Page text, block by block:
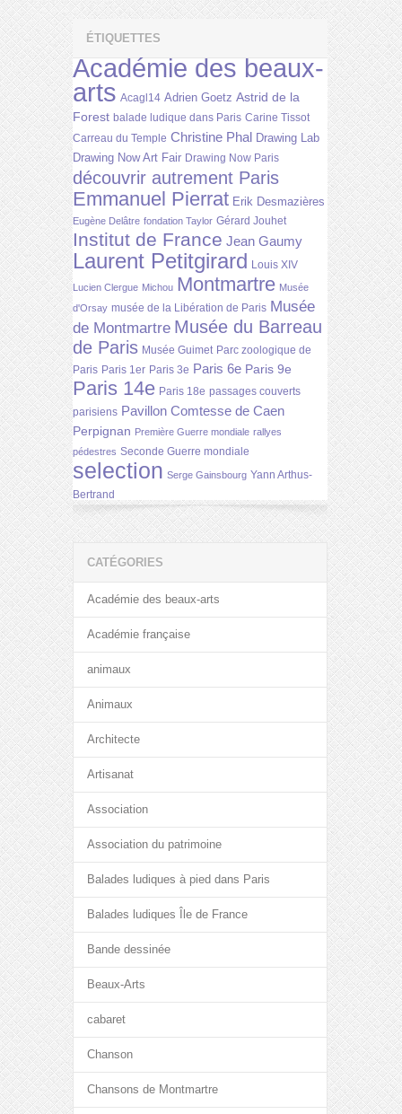
ÉTIQUETTES
Académie des beaux-
arts Acagl14 Adrien Goetz Astrid de la
Forest balade ludique dans Paris Carine Tissot
Carreau du Temple Christine Phal Drawing Lab
Drawing Now Art Fair Drawing Now Paris
découvrir autrement Paris
Emmanuel Pierrat Erik Desmazières
Eugène Delâtre fondation Taylor Gérard Jouhet
Institut de France Jean Gaumy
Laurent Petitgirard Louis XIV
Lucien Clergue Michou Montmartre Musée
d'Orsay musée de la Libération de Paris Musée
de Montmartre Musée du Barreau
de Paris Musée Guimet Parc zoologique de
Paris Paris 1er Paris 3e Paris 6e Paris 9e
Paris 14e Paris 18e passages couverts
parisiens Pavillon Comtesse de Caen
Perpignan Première Guerre mondiale rallyes
pédestres Seconde Guerre mondiale
selection Serge Gainsbourg Yann Arthus-
Bertrand
CATÉGORIES
Académie des beaux-arts
Académie française
animaux
Animaux
Architecte
Artisanat
Association
Association du patrimoine
Balades ludiques à pied dans Paris
Balades ludiques Île de France
Bande dessinée
Beaux-Arts
cabaret
Chanson
Chansons de Montmartre